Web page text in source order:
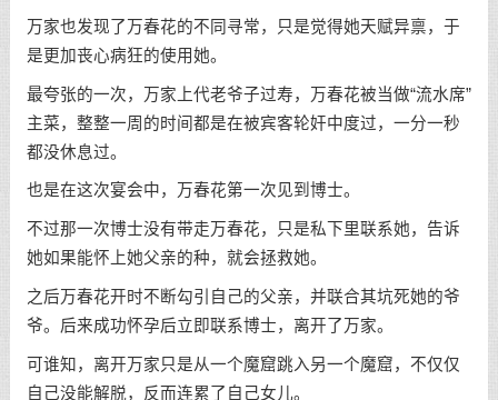
万家也发现了万春花的不同寻常，只是觉得她天赋异禀，于
是更加丧心病狂的使用她。
最夸张的一次，万家上代老爷子过寿，万春花被当做“流水席”
主菜，整整一周的时间都是在被宾客轮奸中度过，一分一秒
都没休息过。
也是在这次宴会中，万春花第一次见到博士。
不过那一次博士没有带走万春花，只是私下里联系她，告诉
她如果能怀上她父亲的种，就会拯救她。
之后万春花开时不断勾引自己的父亲，并联合其坑死她的爷
爷。后来成功怀孕后立即联系博士，离开了万家。
可谁知，离开万家只是从一个魔窟跳入另一个魔窟，不仅仅
自己没能解脱，反而连累了自己女儿。